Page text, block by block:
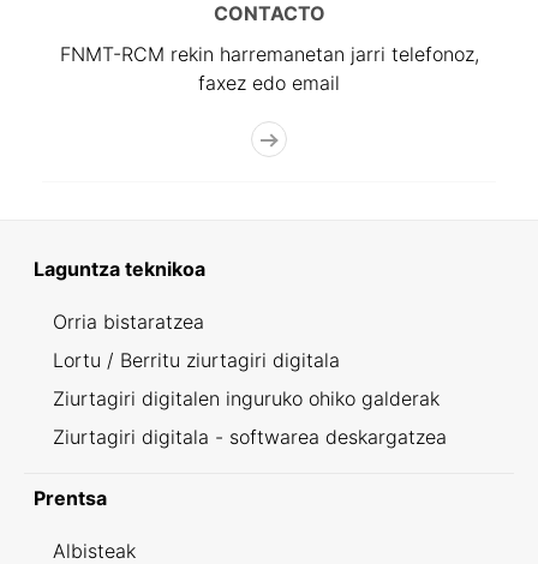
CONTACTO
FNMT-RCM rekin harremanetan jarri telefonoz,
faxez edo email
Laguntza teknikoa
Orria bistaratzea
Lortu / Berritu ziurtagiri digitala
Ziurtagiri digitalen inguruko ohiko galderak
Ziurtagiri digitala - softwarea deskargatzea
Prentsa
Albisteak